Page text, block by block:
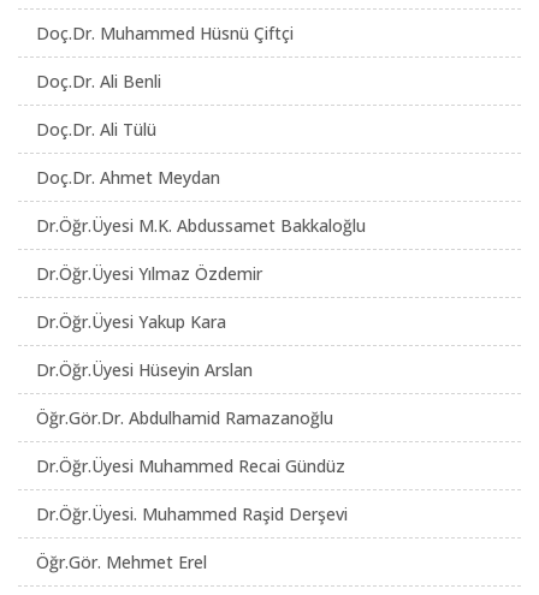
Doç.Dr. Muhammed Hüsnü Çiftçi
Doç.Dr. Ali Benli
Doç.Dr. Ali Tülü
Doç.Dr. Ahmet Meydan
Dr.Öğr.Üyesi M.K. Abdussamet Bakkaloğlu
Dr.Öğr.Üyesi Yılmaz Özdemir
Dr.Öğr.Üyesi Yakup Kara
Dr.Öğr.Üyesi Hüseyin Arslan
Öğr.Gör.Dr. Abdulhamid Ramazanoğlu
Dr.Öğr.Üyesi Muhammed Recai Gündüz
Dr.Öğr.Üyesi. Muhammed Raşid Derşevi
Öğr.Gör. Mehmet Erel